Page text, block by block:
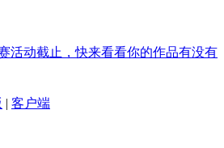
活动截止，快来看看你的作品有没有
| 客户端